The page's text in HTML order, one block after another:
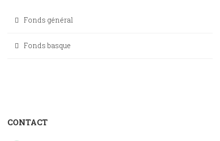
Fonds général
Fonds basque
CONTACT